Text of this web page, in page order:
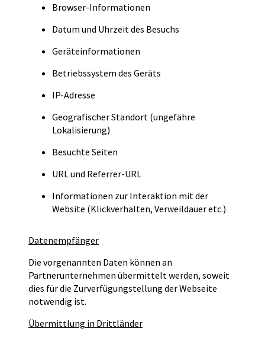
Browser-Informationen
Datum und Uhrzeit des Besuchs
Geräteinformationen
Betriebssystem des Geräts
IP-Adresse
Geografischer Standort (ungefähre
Lokalisierung)
Besuchte Seiten
URL und Referrer-URL
Informationen zur Interaktion mit der
Website (Klickverhalten, Verweildauer etc.)
Datenempfänger
Die vorgenannten Daten können an
Partnerunternehmen übermittelt werden, soweit
dies für die Zurverfügungstellung der Webseite
notwendig ist.
Übermittlung in Drittländer